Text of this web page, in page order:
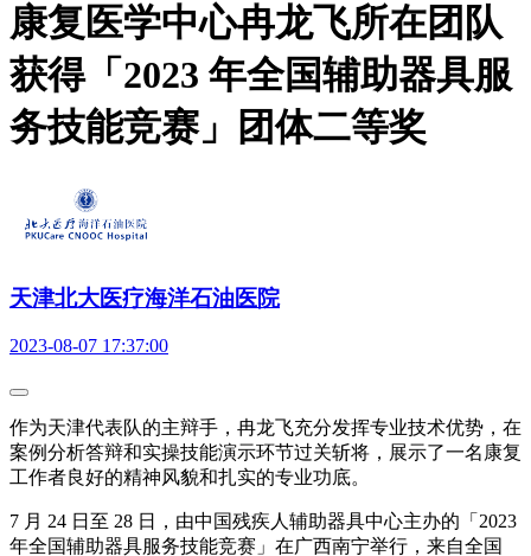
康复医学中心冉龙飞所在团队
获得「2023 年全国辅助器具服
务技能竞赛」团体二等奖
天津北大医疗海洋石油医院
2023-08-07 17:37:00
作为天津代表队的主辩手，冉龙飞充分发挥专业技术优势，在
案例分析答辩和实操技能演示环节过关斩将，展示了一名康复
工作者良好的精神风貌和扎实的专业功底。
7 月 24 日至 28 日，由中国残疾人辅助器具中心主办的「2023
年全国辅助器具服务技能竞赛」在广西南宁举行，来自全国